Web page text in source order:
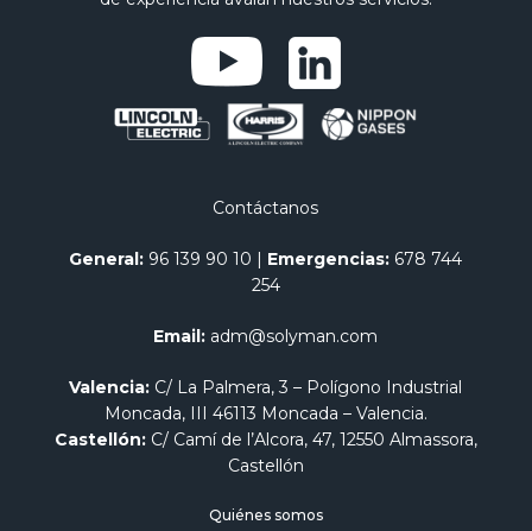
Quiénes somos
Contáctanos
General: 96 139 90 10 | Emergencias: 678 744
254
Email: adm@solyman.com
Valencia: C/ La Palmera, 3 – Polígono Industrial
Moncada, III 46113 Moncada – Valencia.
Castellón:C/ Camí de l’Alcora, 47, 12550 Almassora,
Castellón